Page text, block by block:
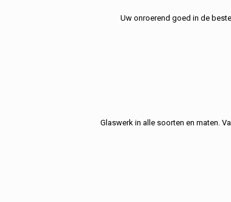
Uw onroerend goed in de
Glaswerk in alle soorten en maten.